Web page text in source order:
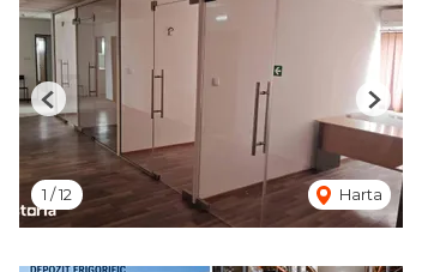
1 /12 Harta
Previous Next